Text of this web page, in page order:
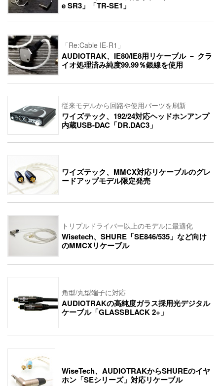
e SR3」「TR-SE1」
「Re:Cable IE-R1」
AUDIOTRAK、IE80/IE8用リケーブル － クラ
イオ処理済み純度99.99％銀線を使用
従来モデルから回路や使用パーツを刷新
ワイズテック、192/24対応ヘッドホンアンプ
内蔵USB-DAC「DR.DAC3」
ワイズテック、MMCX対応リケーブルのグレ
ードアップモデル限定発売
トリプルドライバー以上のモデルに最適化
Wisetech、SHURE「SE846/535」など向け
のMMCXリケーブル
角型/丸型端子に対応
AUDIOTRAKの高純度ガラス採用光デジタル
ケーブル「GLASSBLACK 2+」
WiseTech、AUDIOTRAKからSHUREのイヤ
ホン「SEシリーズ」対応リケーブル